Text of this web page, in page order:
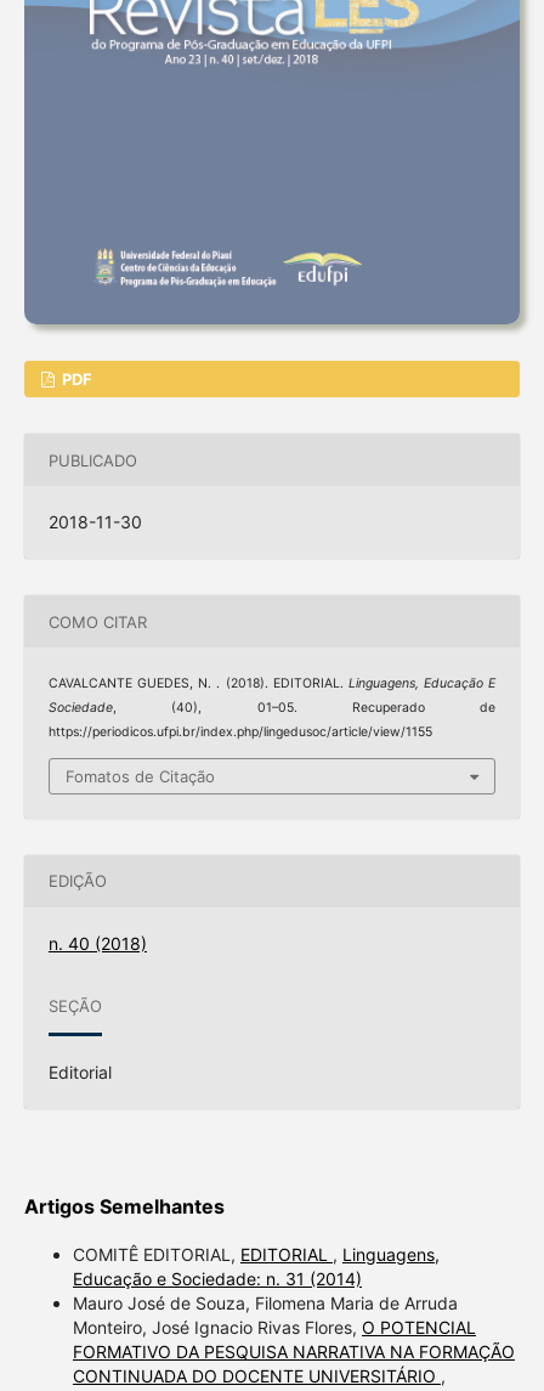
PDF
PUBLICADO
2018-11-30
COMO CITAR
CAVALCANTE GUEDES, N. . (2018). EDITORIAL. Linguagens, Educação E
Sociedade, (40), 01–05. Recuperado de
https://periodicos.ufpi.br/index.php/lingedusoc/article/view/1155
Fomatos de Citação
EDIÇÃO
n. 40 (2018)
SEÇÃO
Editorial
Artigos Semelhantes
COMITÊ EDITORIAL, EDITORIAL , Linguagens,
Educação e Sociedade: n. 31 (2014)
Mauro José de Souza, Filomena Maria de Arruda
Monteiro, José Ignacio Rivas Flores, O POTENCIAL
FORMATIVO DA PESQUISA NARRATIVA NA FORMAÇÃO
CONTINUADA DO DOCENTE UNIVERSITÁRIO ,